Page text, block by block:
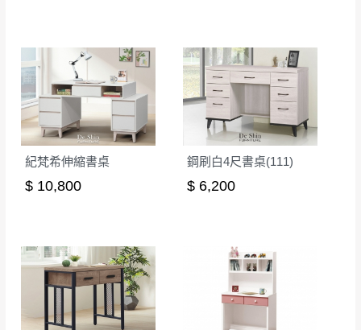
現貨+預購
，訂購前請先確認庫存。由於品項繁多，網
頁無法及時更新，如有需要親臨門市，請於出發前來
電或到line官方客服確認商品是否有「現貨」與 「金
額」。若商品價格或庫存有異常，商家有權取消訂
單。
尺寸為人工丈量略有誤差，請以實品為主
商品顏色可能會因
拍攝燈光、電腦解析度、螢幕設定
\ 歡迎您至德新門市體驗更安心 /
門市營業時間｜週一至週日 9:30 - 21:30
線上客服時間｜週一至週五 9:30 - 18:30
▼若您有任何疑問，歡迎加Line或來電洽詢
紀梵希伸縮書桌
$ 10,800
鋼刷白4尺書桌(111)
$ 6,200